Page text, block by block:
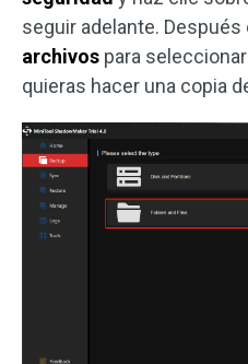
seguir adelante. Después
archivos para
quieras hacer una copia